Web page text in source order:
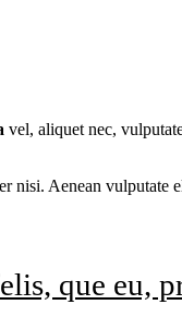
vel, aliquet nec,
nisi. Aenean vulputate
que eu,